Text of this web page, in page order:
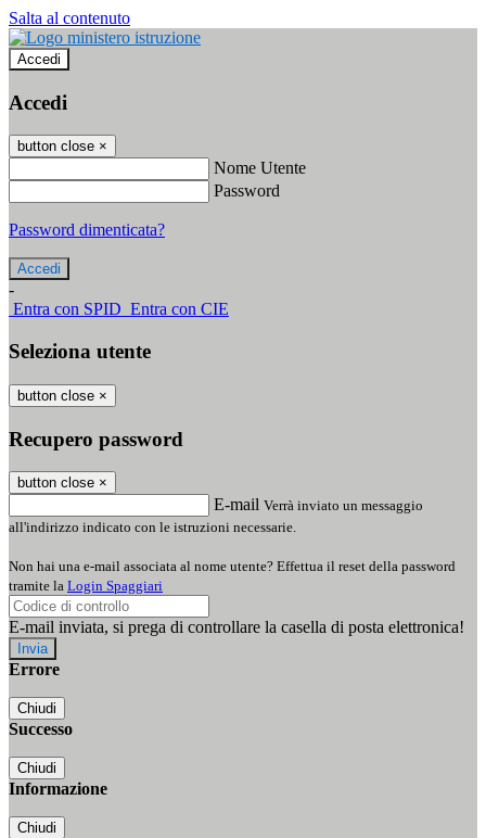
Salta al contenuto
Accedi
Accedi
button close ×
Nome Utente
Password
Password dimenticata?
-
Entra con SPID Entra con CIE
Seleziona utente
button close ×
Recupero password
button close ×
E-mail Verrà inviato un messaggio
all'indirizzo indicato con le istruzioni necessarie.
Non hai una e-mail associata al nome utente? Effettua il reset della password
tramite la Login Spaggiari
E-mail inviata, si prega di controllare la casella di posta elettronica!
Errore
Chiudi
Successo
Chiudi
Informazione
Chiudi